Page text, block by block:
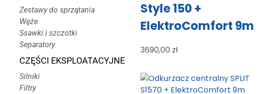
Zestawy do sprzątania
Węże
Ssawki i szczotki
Separatory
CZĘŚCI EKSPLOATACYJNE
Silniki
Filtry
Style 150 +
ElektroComfort 9m
3690,00 zł